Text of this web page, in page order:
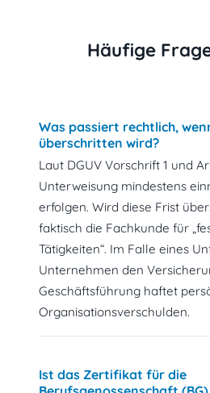
Häufige
Was passiert rechtlich,
überschritten wird?
Laut DGUV Vorschrift 1 und
Unterweisung mindestens
erfolgen. Wird diese Frist
faktisch die Fachkunde für
Tätigkeiten“. Im Falle eines
Unternehmen den
Geschäftsführung haftet
Organisationsverschulden.
Ist das Zertifikat für die